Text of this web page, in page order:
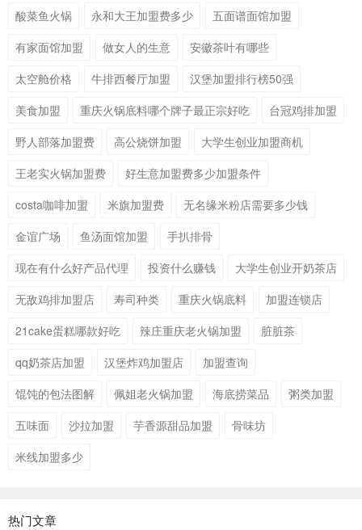
酸菜鱼火锅
永和大王加盟费多少
五面谱面馆加盟
有家面馆加盟
做女人的生意
安徽茶叶有哪些
太空舱价格
牛排西餐厅加盟
汉堡加盟排行榜50强
美食加盟
重庆火锅底料哪个牌子最正宗好吃
台冠鸡排加盟
野人部落加盟费
高公烧饼加盟
大学生创业加盟商机
王老实火锅加盟费
好生意加盟费多少加盟条件
costa咖啡加盟
米旗加盟费
无名缘米粉店需要多少钱
金谊广场
鱼汤面馆加盟
手扒排骨
现在有什么好产品代理
投资什么赚钱
大学生创业开奶茶店
无敌鸡排加盟店
寿司种类 重庆火锅底料
加盟连锁店
21cake蛋糕哪款好吃
辣庄重庆老火锅加盟
脏脏茶
qq奶茶店加盟
汉堡炸鸡加盟店
加盟查询
馄饨的包法图解
佩姐老火锅加盟 海底捞菜品
粥类加盟
五味面
沙拉加盟 芋香源甜品加盟
骨味坊
米线加盟多少
热门文章